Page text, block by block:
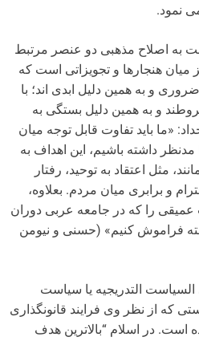
نمود.
به اصلاح مذهبی دو عنصر مرتبط
میان هنجارها و تجویزاتی است که
و به همین دلیل ابدی اند؛ با
و به همین دلیل بستگی به
«ما باید تفاوت قابل توجه میان
داشته باشیم، این اهداف به
مثل اعتقاد به توحید، رفتار
و برابری میان مردم. بعلاوه،
عمیقی را که در جامعه عربی دوران
فراموش کنیم» (حسنی و نیومن
التدریجیه یا سیاست
که از نظر وی فرایند قانونگذاری
است. در اسلام “بالاترین هدف